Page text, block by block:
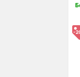
-